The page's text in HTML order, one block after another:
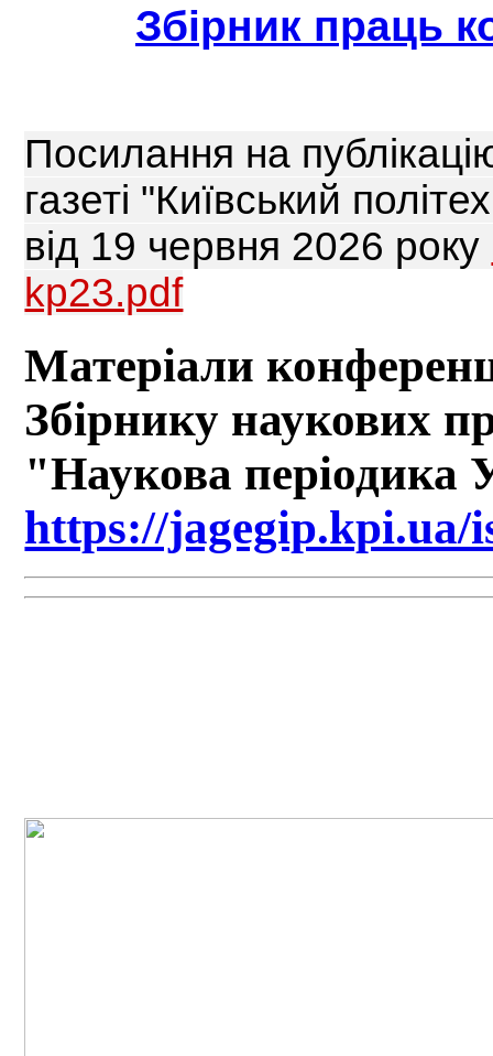
Збірник праць
Поcилання на
газеті "Київський
від 19 червня 2026 року
kp23.pdf
Матеріали
Збірнику наукових
"Наукова періодика
https://jagegip.kpi.ua/